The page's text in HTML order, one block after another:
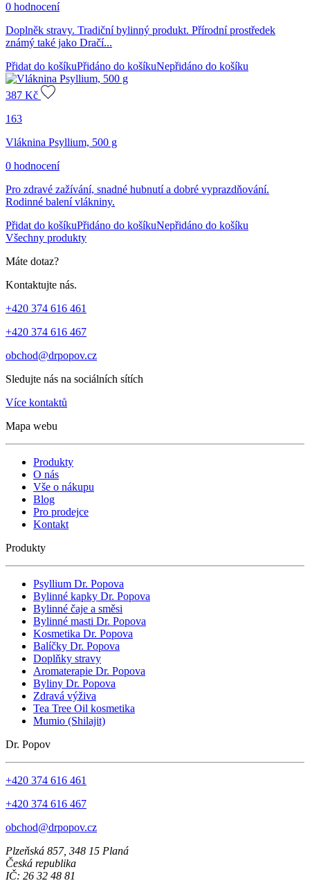
0 hodnocení
Doplněk stravy. Tradiční bylinný produkt. Přírodní prostředek
známý také jako Dračí...
Přidat do košíkuPřidáno do košíkuNepřidáno do košíku
387 Kč
163
Vláknina Psyllium, 500 g
0 hodnocení
Pro zdravé zažívání, snadné hubnutí a dobré vyprazdňování.
Rodinné balení vlákniny.
Přidat do košíkuPřidáno do košíkuNepřidáno do košíku
Všechny produkty
Máte dotaz?
Kontaktujte nás.
+420 374 616 461
+420 374 616 467
obchod@drpopov.cz
Sledujte nás na sociálních sítích
Více kontaktů
Mapa webu
Produkty
O nás
Vše o nákupu
Blog
Pro prodejce
Kontakt
Produkty
Psyllium Dr. Popova
Bylinné kapky Dr. Popova
Bylinné čaje a směsi
Bylinné masti Dr. Popova
Kosmetika Dr. Popova
Balíčky Dr. Popova
Doplňky stravy
Aromaterapie Dr. Popova
Byliny Dr. Popova
Zdravá výživa
Tea Tree Oil kosmetika
Mumio (Shilajit)
Dr. Popov
+420 374 616 461
+420 374 616 467
obchod@drpopov.cz
Plzeňská 857, 348 15 Planá
Česká republika
IČ: 26 32 48 81